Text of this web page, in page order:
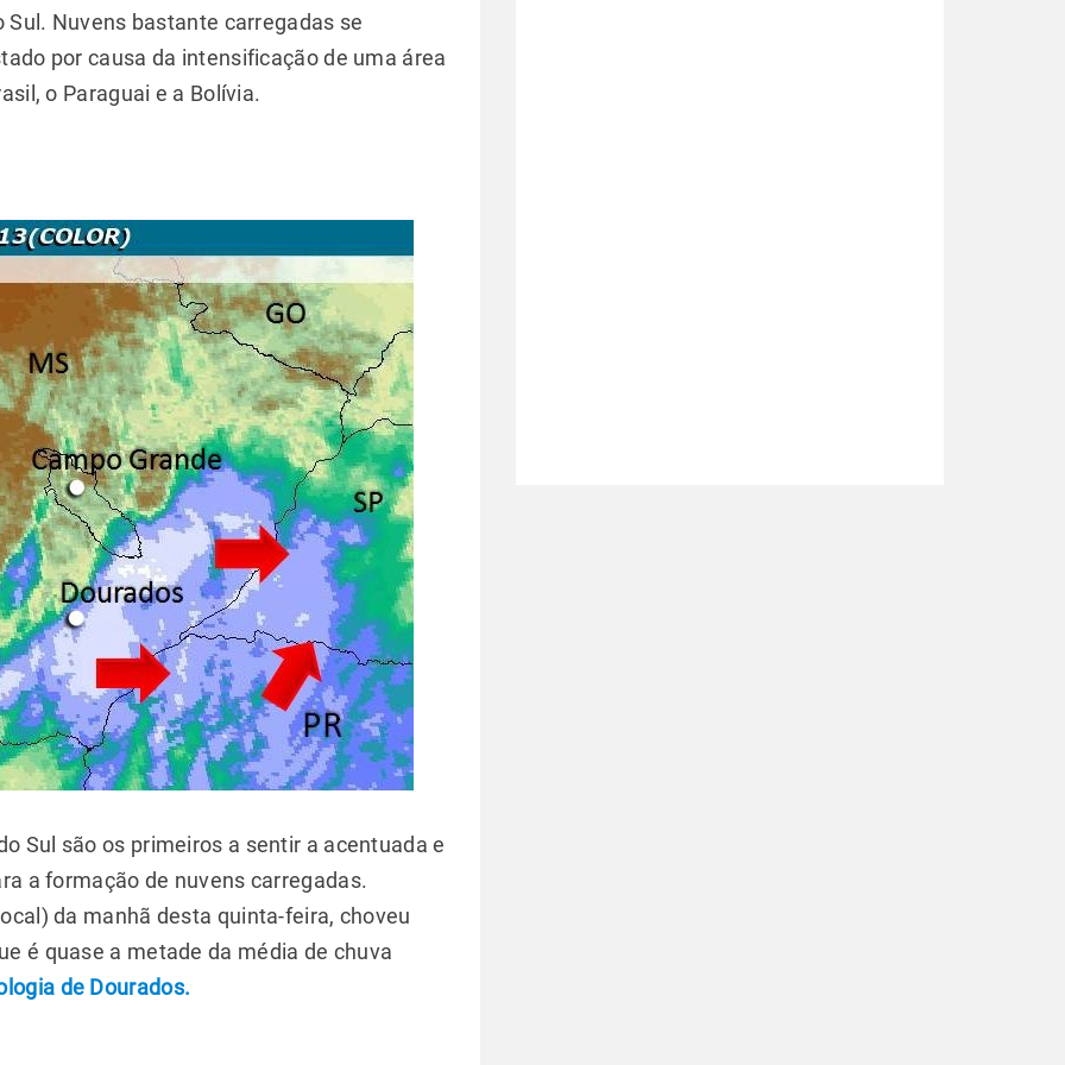
Nuvens bastante carregadas se
por causa da intensificação de uma área
o Paraguai e a Bolívia.
Sul são os primeiros a sentir a acentuada e
a formação de nuvens carregadas.
da manhã desta quinta-feira, choveu
é quase a metade da média de chuva
de Dourados.